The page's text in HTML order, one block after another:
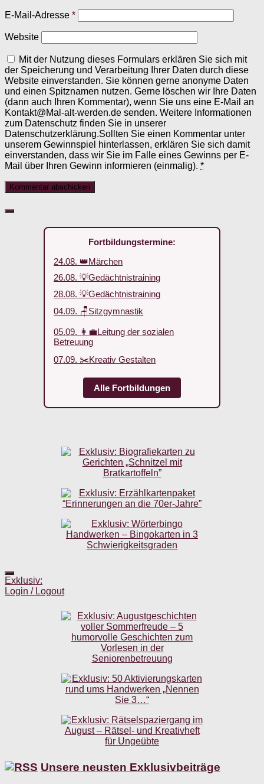
E-Mail-Adresse *
Website
Mit der Nutzung dieses Formulars erklären Sie sich mit
der Speicherung und Verarbeitung Ihrer Daten durch diese
Website einverstanden. Sie können gerne anonyme Daten
und einen Spitznamen nutzen. Gerne löschen wir Ihre Daten
(dann auch Ihren Kommentar), wenn Sie uns eine E-Mail an
Kontakt@Mal-alt-werden.de senden. Weitere Informationen
zum Datenschutz finden Sie in unserer
Datenschutzerklärung.Sollten Sie einen Kommentar unter
unserem Gewinnspiel hinterlassen, erklären Sie sich damit
einverstanden, dass wir Sie im Falle eines Gewinns per E-
Mail über Ihren Gewinn informieren (einmalig). *
Fortbildungstermine:
24.08. 👑Märchen
26.08. 💡Gedächtnistraining
28.08. 💡Gedächtnistraining
04.09. 🪑Sitzgymnastik
05.09. 👩‍💼Leitung der sozialen
Betreuung
07.09. ✂️Kreativ Gestalten
Alle Fortbildungen
Exklusiv:
Login / Logout
Unsere neusten Exklusivbeiträge